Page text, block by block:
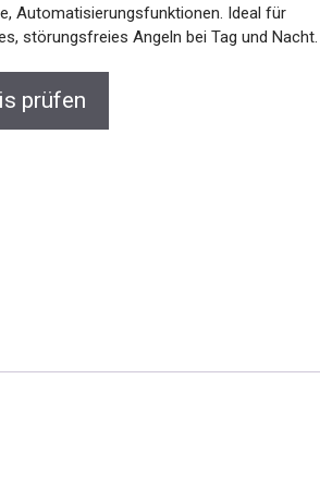
Automatisierungsfunktionen. Ideal für
störungsfreies Angeln bei Tag und Nacht.
prüfen
Jetzt anschauen